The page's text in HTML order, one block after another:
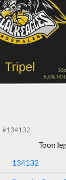
#134132
Toon
134132